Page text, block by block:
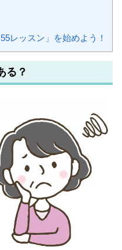
レッスン」を始めよう！
る？